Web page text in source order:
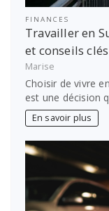
FINANCES
Travailler en
et conseils clés
Marise
Choisir de vivre
est une décision
En savoir plus